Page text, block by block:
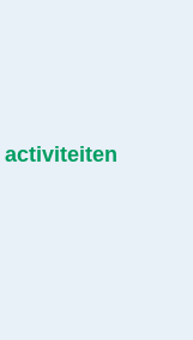
activiteiten